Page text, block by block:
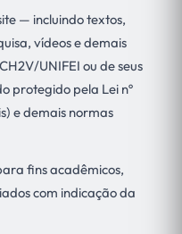
— incluindo textos,
vídeos e demais
UNIFEI ou de seus
protegido pela Lei nº
e demais normas
fins acadêmicos,
com indicação da